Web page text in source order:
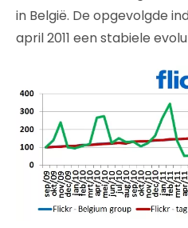
in België. De opgevolgde
april 2011 een stabiele